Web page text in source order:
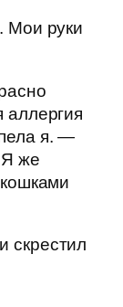
Мои руки
аллергия
я. —
Я же
скрестил